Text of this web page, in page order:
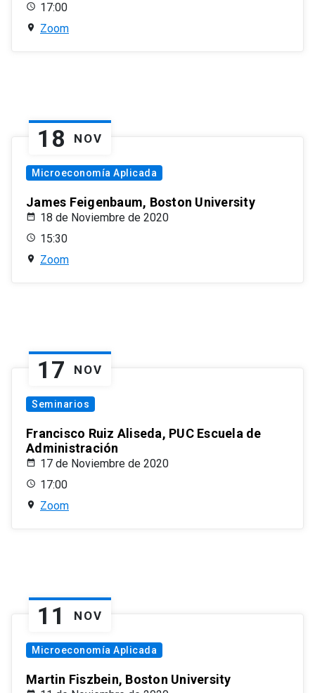
17:00
Zoom
18 NOV
Microeconomía Aplicada
James Feigenbaum, Boston University
18 de Noviembre de 2020
15:30
Zoom
17 NOV
Seminarios
Francisco Ruiz Aliseda, PUC Escuela de
Administración
17 de Noviembre de 2020
17:00
Zoom
11 NOV
Microeconomía Aplicada
Martin Fiszbein, Boston University